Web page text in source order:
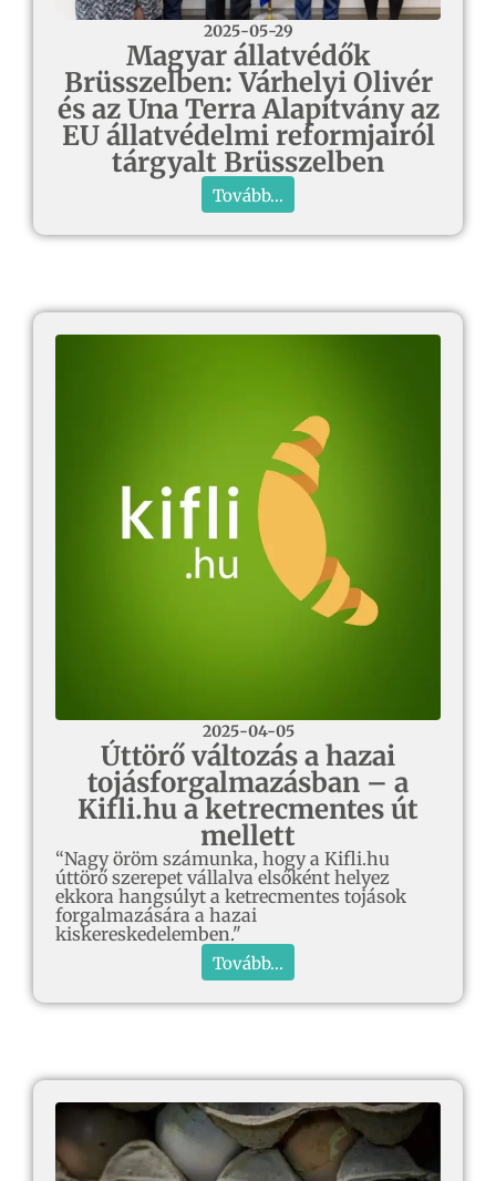
2025-05-29
Magyar állatvédők
Brüsszelben: Várhelyi Olivér
és az Una Terra Alapítvány az
EU állatvédelmi reformjairól
tárgyalt Brüsszelben
Tovább...
2025-04-05
Úttörő változás a hazai
tojásforgalmazásban – a
Kifli.hu a ketrecmentes út
mellett
“Nagy öröm számunka, hogy a Kifli.hu
úttörő szerepet vállalva elsőként helyez
ekkora hangsúlyt a ketrecmentes tojások
forgalmazására a hazai
kiskereskedelemben."
Tovább...